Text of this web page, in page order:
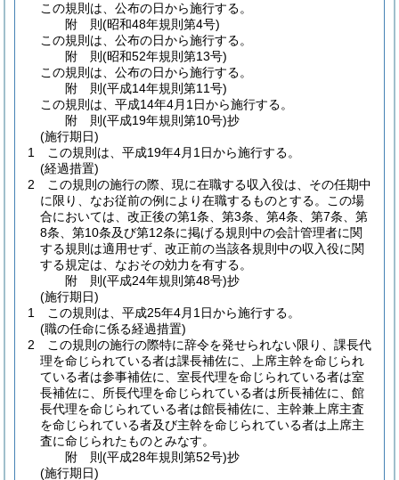
この規則は、公布の日から施行する。
附 則(昭和48年規則第4号)
この規則は、公布の日から施行する。
附 則(昭和52年規則第13号)
この規則は、公布の日から施行する。
附 則(平成14年規則第11号)
この規則は、平成14年4月1日から施行する。
附 則(平成19年規則第10号)抄
(施行期日)
1
この規則は、平成19年4月1日から施行する。
(経過措置)
2
この規則の施行の際、現に在職する収入役は、その任期中
に限り、なお従前の例により在職するものとする。
この場
合においては、改正後の第1条、第3条、第4条、第7条、第
8条、第10条及び第12条に掲げる規則中の会計管理者に関
する規則は適用せず、改正前の当該各規則中の収入役に関
する規定は、なおその効力を有する。
附 則(平成24年規則第48号)抄
(施行期日)
1
この規則は、平成25年4月1日から施行する。
(職の任命に係る経過措置)
2
この規則の施行の際特に辞令を発せられない限り、課長代
理を命じられている者は課長補佐に、上席主幹を命じられ
ている者は参事補佐に、室長代理を命じられている者は室
長補佐に、所長代理を命じられている者は所長補佐に、館
長代理を命じられている者は館長補佐に、主幹兼上席主査
を命じられている者及び主幹を命じられている者は上席主
査に命じられたものとみなす。
附 則(平成28年規則第52号)抄
(施行期日)